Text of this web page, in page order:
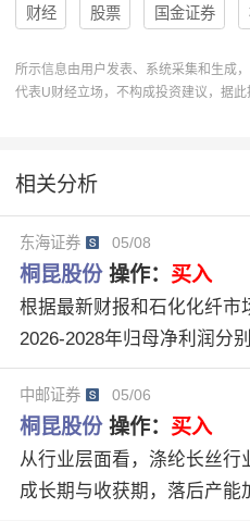
财经 股票 国金证券
基本面 机构 分析
5家机构好评
聚酯链反内卷
所示信息由用户发表、系统采集和生成
代表U财经立场，不构成投资建议，据此
相关分析
东海证券 05/08
桐昆股份 操作： 买入
根据最新财报和石化化纤市
2026-2028年归母净利润分
元（2026-2027年原预测值
应EPS分别为2.42、2.46、
值为1.49、1.83元），对应
为9.22、9.06、8.77倍。公
上行时有望充分享受利润弹
中邮证券 05/06
桐昆股份 操作： 买入
从行业层面看，涤纶长丝行
成长期与收获期，落后产能